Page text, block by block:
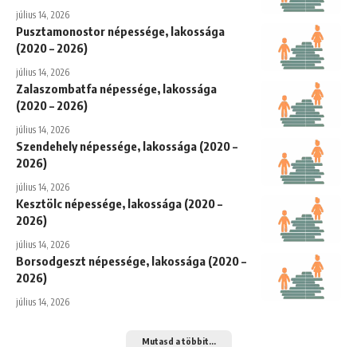
július 14, 2026
Pusztamonostor népessége, lakossága
(2020 – 2026)
július 14, 2026
Zalaszombatfa népessége, lakossága
(2020 – 2026)
július 14, 2026
Szendehely népessége, lakossága (2020 –
2026)
július 14, 2026
Kesztölc népessége, lakossága (2020 –
2026)
július 14, 2026
Borsodgeszt népessége, lakossága (2020 –
2026)
július 14, 2026
Mutasd a többit...